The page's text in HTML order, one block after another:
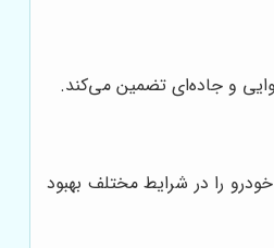
و جاده‌ای تضمین می‌کند.
را در شرایط مختلف بهبود